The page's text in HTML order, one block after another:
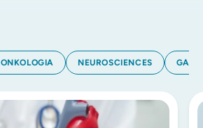
ONKOLOGIA NEUROSCIENCES